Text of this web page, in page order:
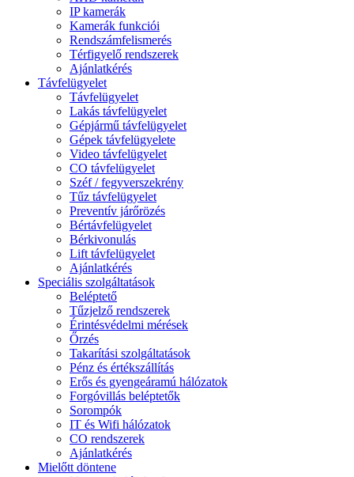
IP kamerák
Kamerák funkciói
Rendszámfelismerés
Térfigyelő rendszerek
Ajánlatkérés
Távfelügyelet
Távfelügyelet
Lakás távfelügyelet
Gépjármű távfelügyelet
Gépek távfelügyelete
Video távfelügyelet
CO távfelügyelet
Széf / fegyverszekrény
Tűz távfelügyelet
Preventív járőrözés
Bértávfelügyelet
Bérkivonulás
Lift távfelügyelet
Ajánlatkérés
Speciális szolgáltatások
Beléptető
Tűzjelző rendszerek
Érintésvédelmi mérések
Őrzés
Takarítási szolgáltatások
Pénz és értékszállítás
Erős és gyengeáramú hálózatok
Forgóvillás beléptetők
Sorompók
IT és Wifi hálózatok
CO rendszerek
Ajánlatkérés
Mielőtt döntene